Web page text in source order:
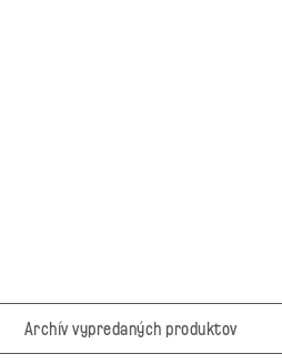
Archív vypredaných produktov